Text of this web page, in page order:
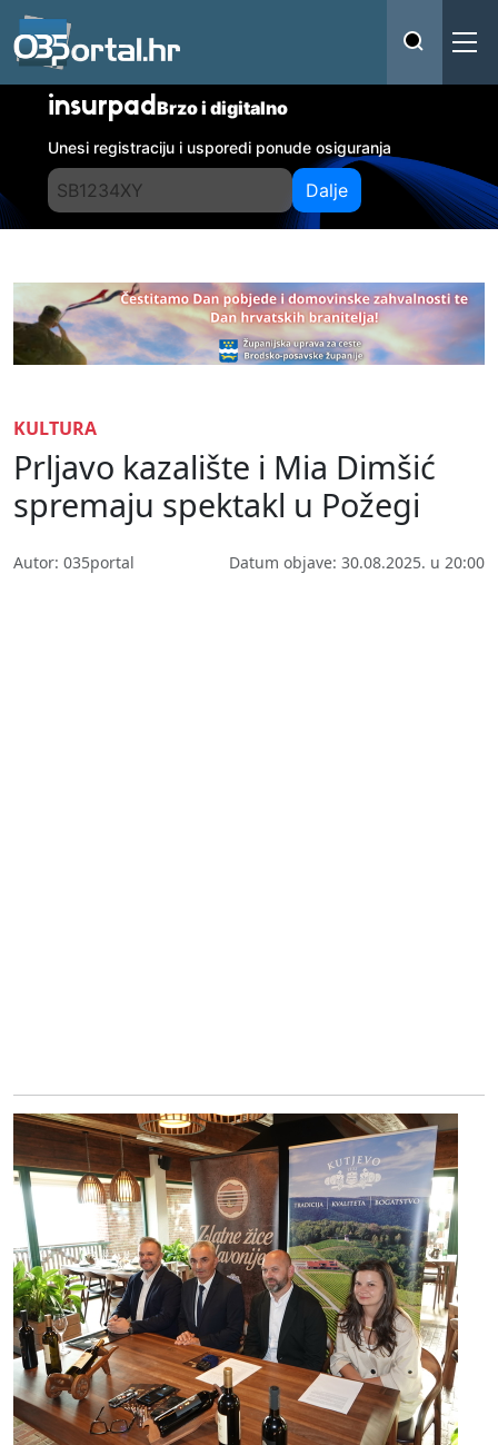
insurpadBrzo i digitalno
Unesi registraciju i usporedi ponude osiguranja
Dalje
KULTURA
Prljavo kazalište i Mia Dimšić
spremaju spektakl u Požegi
Autor: 035portal Datum objave: 30.08.2025. u 20:00